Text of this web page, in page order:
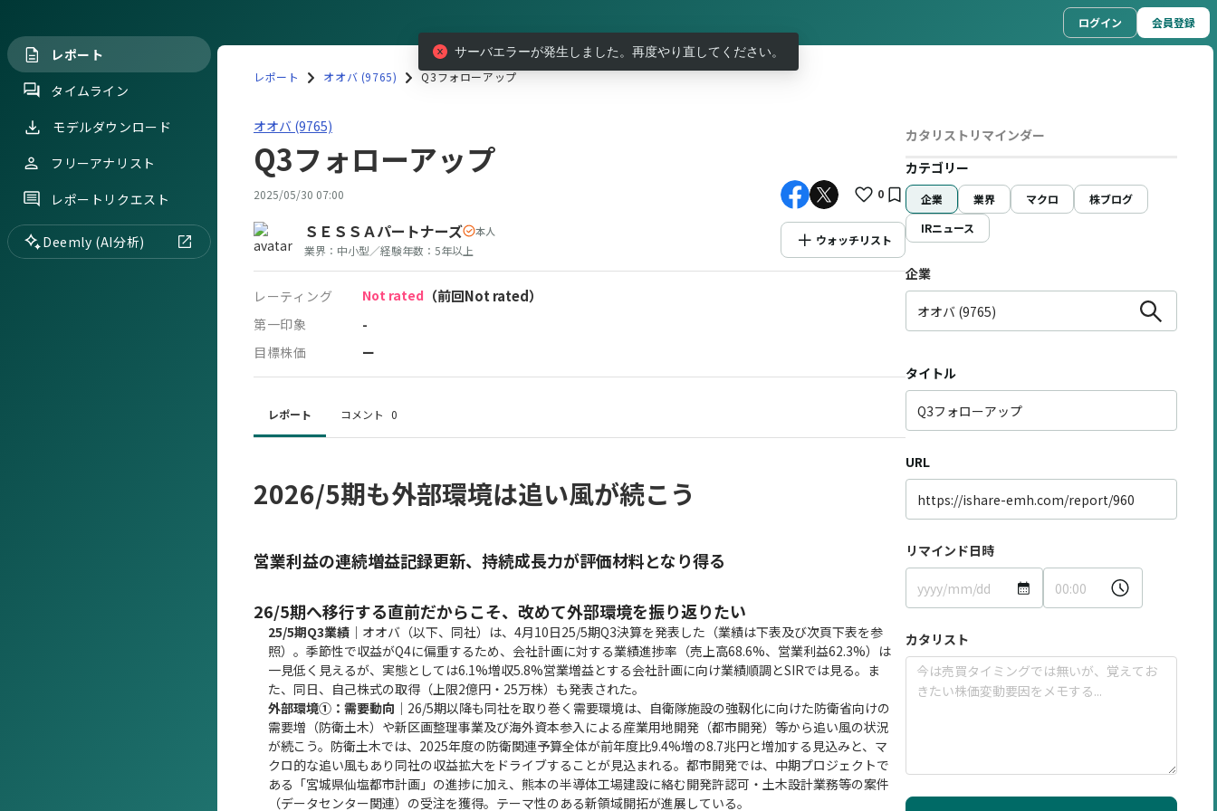
レポート
タイムライン
モデルダウンロード
フリーアナリスト
レポートリクエスト
Deemly (AI分析)
ログイン 会員登録
レポート オオバ (9765) Q3フォローアップ
オオバ(9765)Q3フォローアップ
オオバ (9765)
Q3フォローアップ
2025/05/30 07:00 0
ＳＥＳＳＡパートナーズ 本人
業界： 中小型／経験年数： 5年以上
ウォッチリスト
レーティング Not rated （前回Not rated）
第一印象 -
目標株価 ー
レポート コメント 0
2026/5期も外部環境は追い風が続こう
営業利益の連続増益記録更新、持続成長力が評価材料となり得る
26/5期へ移行する直前だからこそ、改めて外部環境を振り返りたい
25/5期Q3業績 ｜オオバ（以下、同社）は、4月10日25/5期Q3決算を発表した（業績は下表及び次頁下表を参
照）。季節性で収益がQ4に偏重するため、会社計画に対する業績進捗率（売上高68.6%、営業利益62.3%）は
一見低く見えるが、実態としては6.1%増収5.8%営業増益とする会社計画に向け業績順調とSIRでは見る。ま
た、同日、自己株式の取得（上限2億円・25万株）も発表された。
外部環境①：需要動向 ｜26/5期以降も同社を取り巻く需要環境は、自衛隊施設の強靱化に向けた防衛省向けの
需要増（防衛土木）や新区画整理事業及び海外資本参入による産業用地開発（都市開発）等から追い風の状況
が続こう。防衛土木では、2025年度の防衛関連予算全体が前年度比9.4%増の8.7兆円と増加する見込みと、マ
クロ的な追い風もあり同社の収益拡大をドライブすることが見込まれる。都市開発では、中期プロジェクトで
ある「宮城県仙塩都市計画」の進捗に加え、熊本の半導体工場建設に絡む開発許認可・土木設計業務等の案件
（データセンター関連）の受注を獲得。テーマ性のある新領域開拓が進展している。
カタリストリマインダー
カテゴリー
企業 業界 マクロ
株ブログ
IRニュース
企業
タイトル
URL
リマインド日時
カタリスト
サーバエラーが発生しました。再度やり直してください。